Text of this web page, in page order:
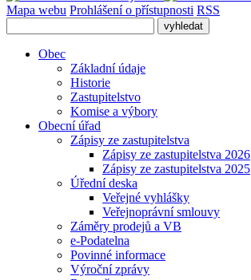
Mapa webu Prohlášení o přístupnosti RSS
Obec
Základní údaje
Historie
Zastupitelstvo
Komise a výbory
Obecní úřad
Zápisy ze zastupitelstva
Zápisy ze zastupitelstva 2026
Zápisy ze zastupitelstva 2025
Úřední deska
Veřejné vyhlášky
Veřejnoprávní smlouvy
Záměry prodejů a VB
e-Podatelna
Povinné informace
Výroční zprávy